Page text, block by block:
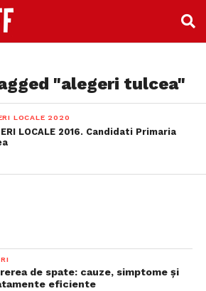
"alegeri tulcea"
LOCALE 2020
LOCALE 2016. Candidati Primaria
de spate: cauze, simptome și
eficiente